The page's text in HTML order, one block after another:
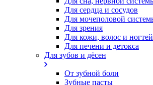
Для сердца и сосудов
Для мочеполовой
Для зрения
Для кожи, волос и ногтей
Для печени и детокса
Для зубов и дёсен
От зубной боли
Зубные пасты